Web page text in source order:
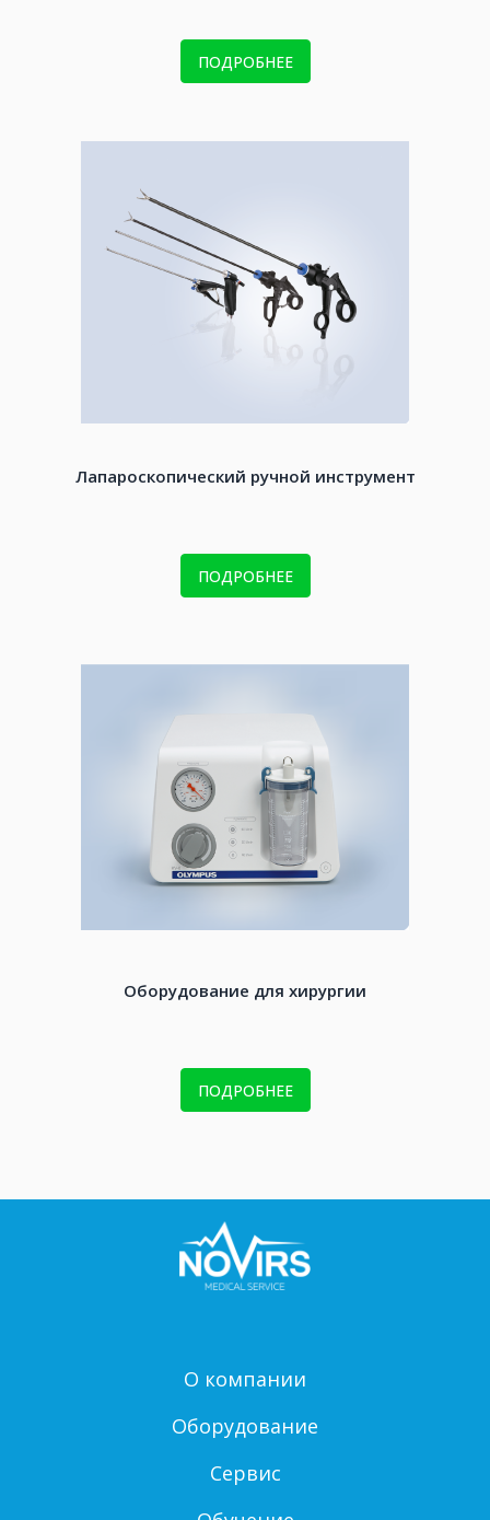
- лотки и корзины для инструментов.
ПОДРОБНЕЕ
Лапароскопический ручной инструмент
ПОДРОБНЕЕ
Оборудование для хирургии
ПОДРОБНЕЕ
О компании
Оборудование
Сервис